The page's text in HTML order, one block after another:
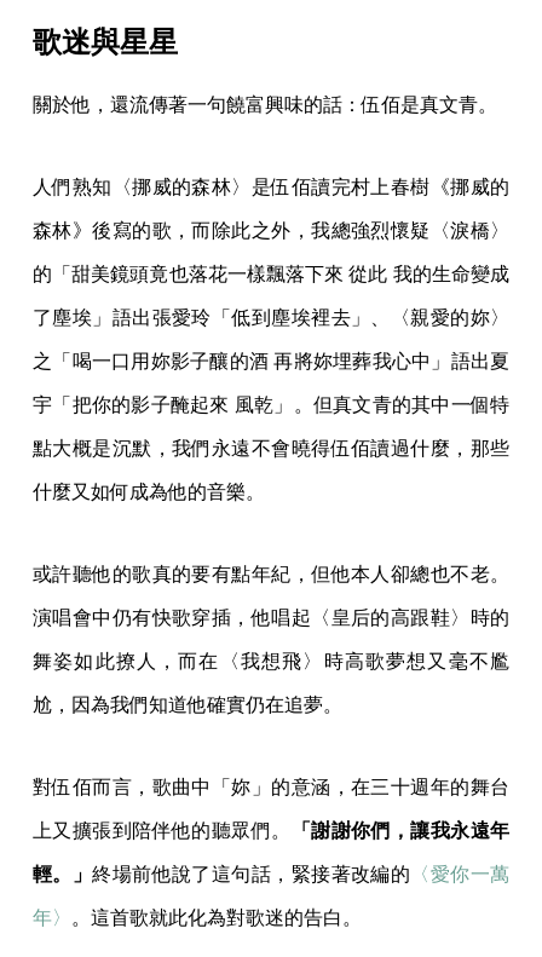
歌迷與星星
關於他，還流傳著一句饒富興味的話：伍佰是真文青。
人們熟知〈挪威的森林〉是伍佰讀完村上春樹《挪威的
森林》後寫的歌，而除此之外，我總強烈懷疑〈淚橋〉
的「甜美鏡頭竟也落花一樣飄落下來 從此 我的生命變成
了塵埃」語出張愛玲「低到塵埃裡去」、〈親愛的妳〉
之「喝一口用妳影子釀的酒 再將妳埋葬我心中」語出夏
宇「把你的影子醃起來 風乾」。但真文青的其中一個特
點大概是沉默，我們永遠不會曉得伍佰讀過什麼，那些
什麼又如何成為他的音樂。
或許聽他的歌真的要有點年紀，但他本人卻總也不老。
演唱會中仍有快歌穿插，他唱起〈皇后的高跟鞋〉時的
舞姿如此撩人，而在〈我想飛〉時高歌夢想又毫不尷
尬，因為我們知道他確實仍在追夢。
對伍佰而言，歌曲中「妳」的意涵，在三十週年的舞台
上又擴張到陪伴他的聽眾們。 「謝謝你們，讓我永遠年
輕。」終場前他說了這句話，緊接著改編的 〈愛你一萬
年〉 。這首歌就此化為對歌迷的告白。